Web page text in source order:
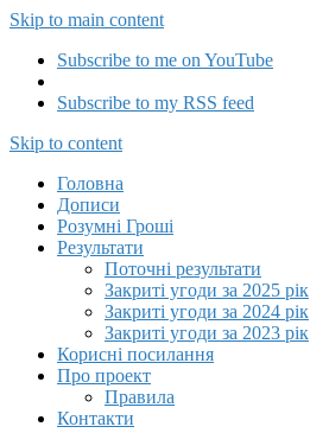
Skip to main content
Subscribe to me on YouTube
Subscribe to my RSS feed
Capitalizator UA
Skip to content
Головна
Дописи
Розумні Гроші
Результати
Поточні результати
Закриті угоди за 2025 рік
Закриті угоди за 2024 рік
Закриті угоди за 2023 рік
Корисні посилання
Про проект
Правила
Контакти